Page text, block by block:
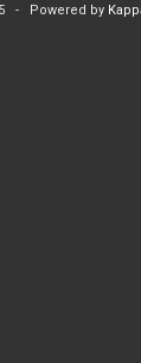
- Powered by